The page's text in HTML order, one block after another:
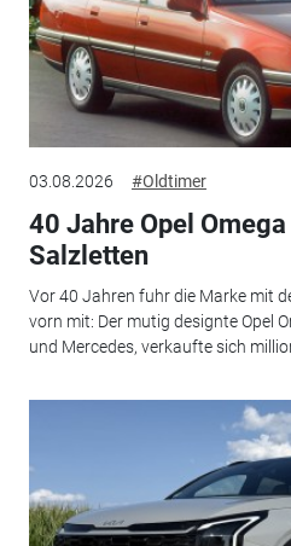
03.08.2026 #Oldtimer
40 Jahre Opel
Salzletten
Vor 40 Jahren fuhr die Marke mit
vorn mit: Der mutig designte Opel
und Mercedes, verkaufte sich